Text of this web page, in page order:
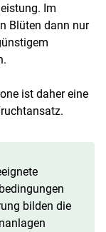
Im
Blüten dann nur
ist daher eine
bilden die